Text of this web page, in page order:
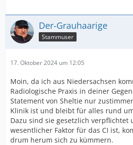
Der-Grauhaarige
Stammuser
17. Oktober 2024 um 12:05
Moin, da ich aus Niedersachsen
Radiologische Praxis in deiner
Statement von Sheltie nur
Klinik ist und bleibt für alles rund
Dazu sind sie gesetzlich verpflichtet
wesentlicher Faktor für das CI ist,
drum herum sich zu kümmern.